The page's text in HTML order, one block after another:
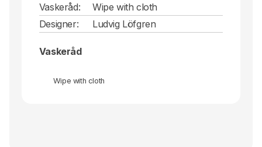
Vaskeråd:
Wipe with cloth
Designer:
Ludvig Löfgren
Vaskeråd
Wipe with cloth